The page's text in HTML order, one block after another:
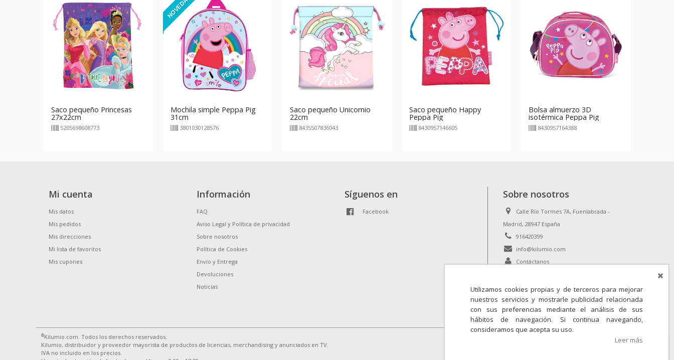
Saco pequeño Princesas
27x22cm
5205698608773
NOVEDAD
Mochila simple Peppa Pig
31cm
3801030128576
Saco pequeño Unicornio
22cm
8435507836043
Saco pequeño Happy
Peppa Pig
8430957146605
Bolsa almuerzo 3D
isotérmica Peppa Pig
8430957164388
Mi cuenta
Mis datos
Mis pedidos
Mis direcciones
Mi lista de favoritos
Mis cupones
Información
FAQ
Aviso Legal y Política de privacidad
Sobre nosotros
Política de Cookies
Envío y Entrega
Devoluciones
Noticias
Síguenos en
Facebook
Sobre nosotros
Calle Río Tormes 7A, Fuenlabrada -
Madrid, 28947 España
916420399
info@kilumio.com
Contáctanos
®Kilumio.com. Todos los derechos reservados.
Kilumio, distribuidor y proveedor mayorista de productos de licencias, merchandising y anunciados en TV.
IVA no incluido en los precios.
Utilizamos cookies propias y de terceros para mejorar
nuestros servicios y mostrarle publicidad relacionada
con sus preferencias mediante el análisis de sus
hábitos de navegación. Si continua navegando,
consideramos que acepta su uso.
Leer más